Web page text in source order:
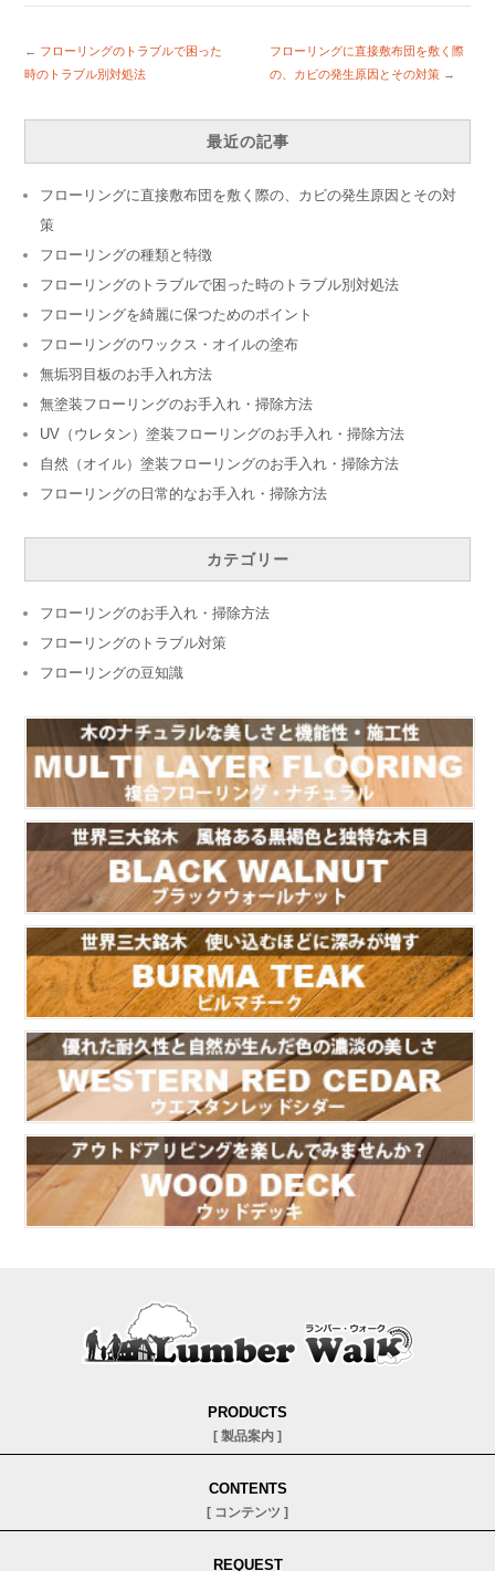
← フローリングのトラブルで困った
時のトラブル別対処法
フローリングに直接敷布団を敷く際
の、カビの発生原因とその対策 →
最近の記事
フローリングに直接敷布団を敷く際の、カビの発生原因とその対
策
フローリングの種類と特徴
フローリングのトラブルで困った時のトラブル別対処法
フローリングを綺麗に保つためのポイント
フローリングのワックス・オイルの塗布
無垢羽目板のお手入れ方法
無塗装フローリングのお手入れ・掃除方法
UV（ウレタン）塗装フローリングのお手入れ・掃除方法
自然（オイル）塗装フローリングのお手入れ・掃除方法
フローリングの日常的なお手入れ・掃除方法
カテゴリー
フローリングのお手入れ・掃除方法
フローリングのトラブル対策
フローリングの豆知識
PRODUCTS
[ 製品案内 ]
ウッドデッキ
CONTENTS
[ コンテンツ ]
REQUEST